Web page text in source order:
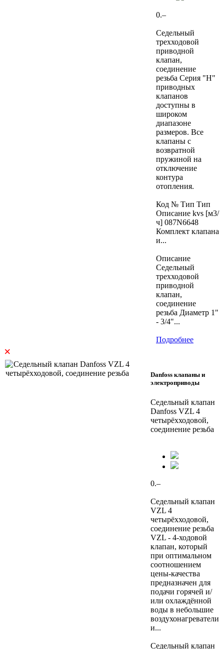
0.–
Седельный
трехходовой
приводной
клапан,
соединение
резьба Серия "H"
приводных
клапанов
доступны в
широком
диапазоне
размеров. Все
клапаны с
возвратной
пружиной на
отключение
контура
отопления.
Код № Тип Тип
Описание kvs [м3/
ч] 087N6648
Комплект клапана
и...
Описание
Седельный
трехходовой
приводной
клапан,
соединение
резьба Диаметр 1"
- 3/4"...
Подробнее
×
Danfoss клапаны и
электроприводы
Седельный клапан
Danfoss VZL 4
четырёхходовой,
соединение резьба
0.–
Седельный клапан
VZL 4
четырёхходовой,
соединение резьба
VZL - 4-ходовой
клапан, который
при оптимальном
соотношением
цены-качества
предназначен для
подачи горячей и/
или охлаждённой
воды в небольшие
воздухонагреватели
и...
Седельный клапан